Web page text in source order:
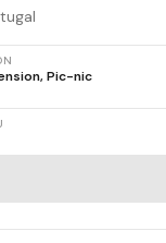
Pic-nic